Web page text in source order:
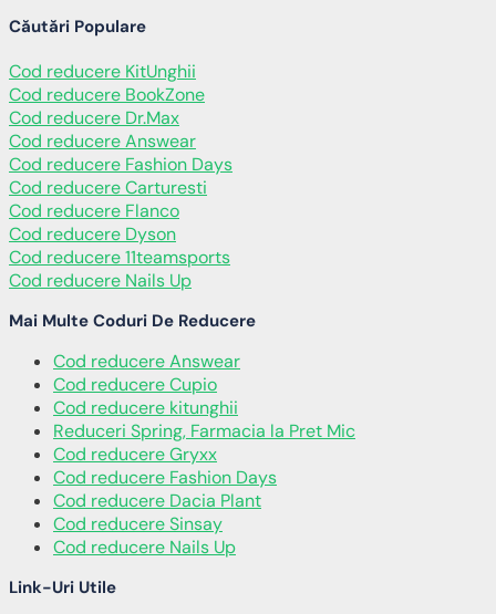
Căutări Populare
Cod reducere KitUnghii
Cod reducere BookZone
Cod reducere Dr.Max
Cod reducere Answear
Cod reducere Fashion Days
Cod reducere Carturesti
Cod reducere Flanco
Cod reducere Dyson
Cod reducere 11teamsports
Cod reducere Nails Up
Mai Multe Coduri De Reducere
Cod reducere Answear
Cod reducere Cupio
Cod reducere kitunghii
Reduceri Spring, Farmacia la Pret Mic
Cod reducere Gryxx
Cod reducere Fashion Days
Cod reducere Dacia Plant
Cod reducere Sinsay
Cod reducere Nails Up
Link-Uri Utile